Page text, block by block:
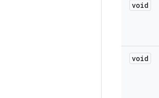
void
void